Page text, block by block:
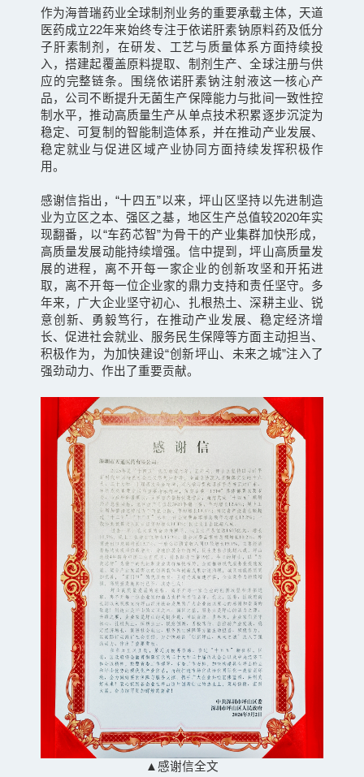
作为海普瑞药业全球制剂业务的重要承载主体，天道
医药成立22年来始终专注于依诺肝素钠原料药及低分
子肝素制剂，在研发、工艺与质量体系方面持续投
入，搭建起覆盖原料提取、制剂生产、全球注册与供
应的完整链条。围绕依诺肝素钠注射液这一核心产
品，公司不断提升无菌生产保障能力与批间一致性控
制水平，推动高质量生产从单点技术积累逐步沉淀为
稳定、可复制的智能制造体系，并在推动产业发展、
稳定就业与促进区域产业协同方面持续发挥积极作
用。
感谢信指出，“十四五”以来，坪山区坚持以先进制造
业为立区之本、强区之基，地区生产总值较2020年实
现翻番，以“车药芯智”为骨干的产业集群加快形成，
高质量发展动能持续增强。信中提到，坪山高质量发
展的进程，离不开每一家企业的创新攻坚和开拓进
取，离不开每一位企业家的鼎力支持和责任坚守。多
年来，广大企业坚守初心、扎根热土、深耕主业、锐
意创新、勇毅笃行，在推动产业发展、稳定经济增
长、促进社会就业、服务民生保障等方面主动担当、
积极作为，为加快建设“创新坪山、未来之城”注入了
强劲动力、作出了重要贡献。
▲感谢信全文